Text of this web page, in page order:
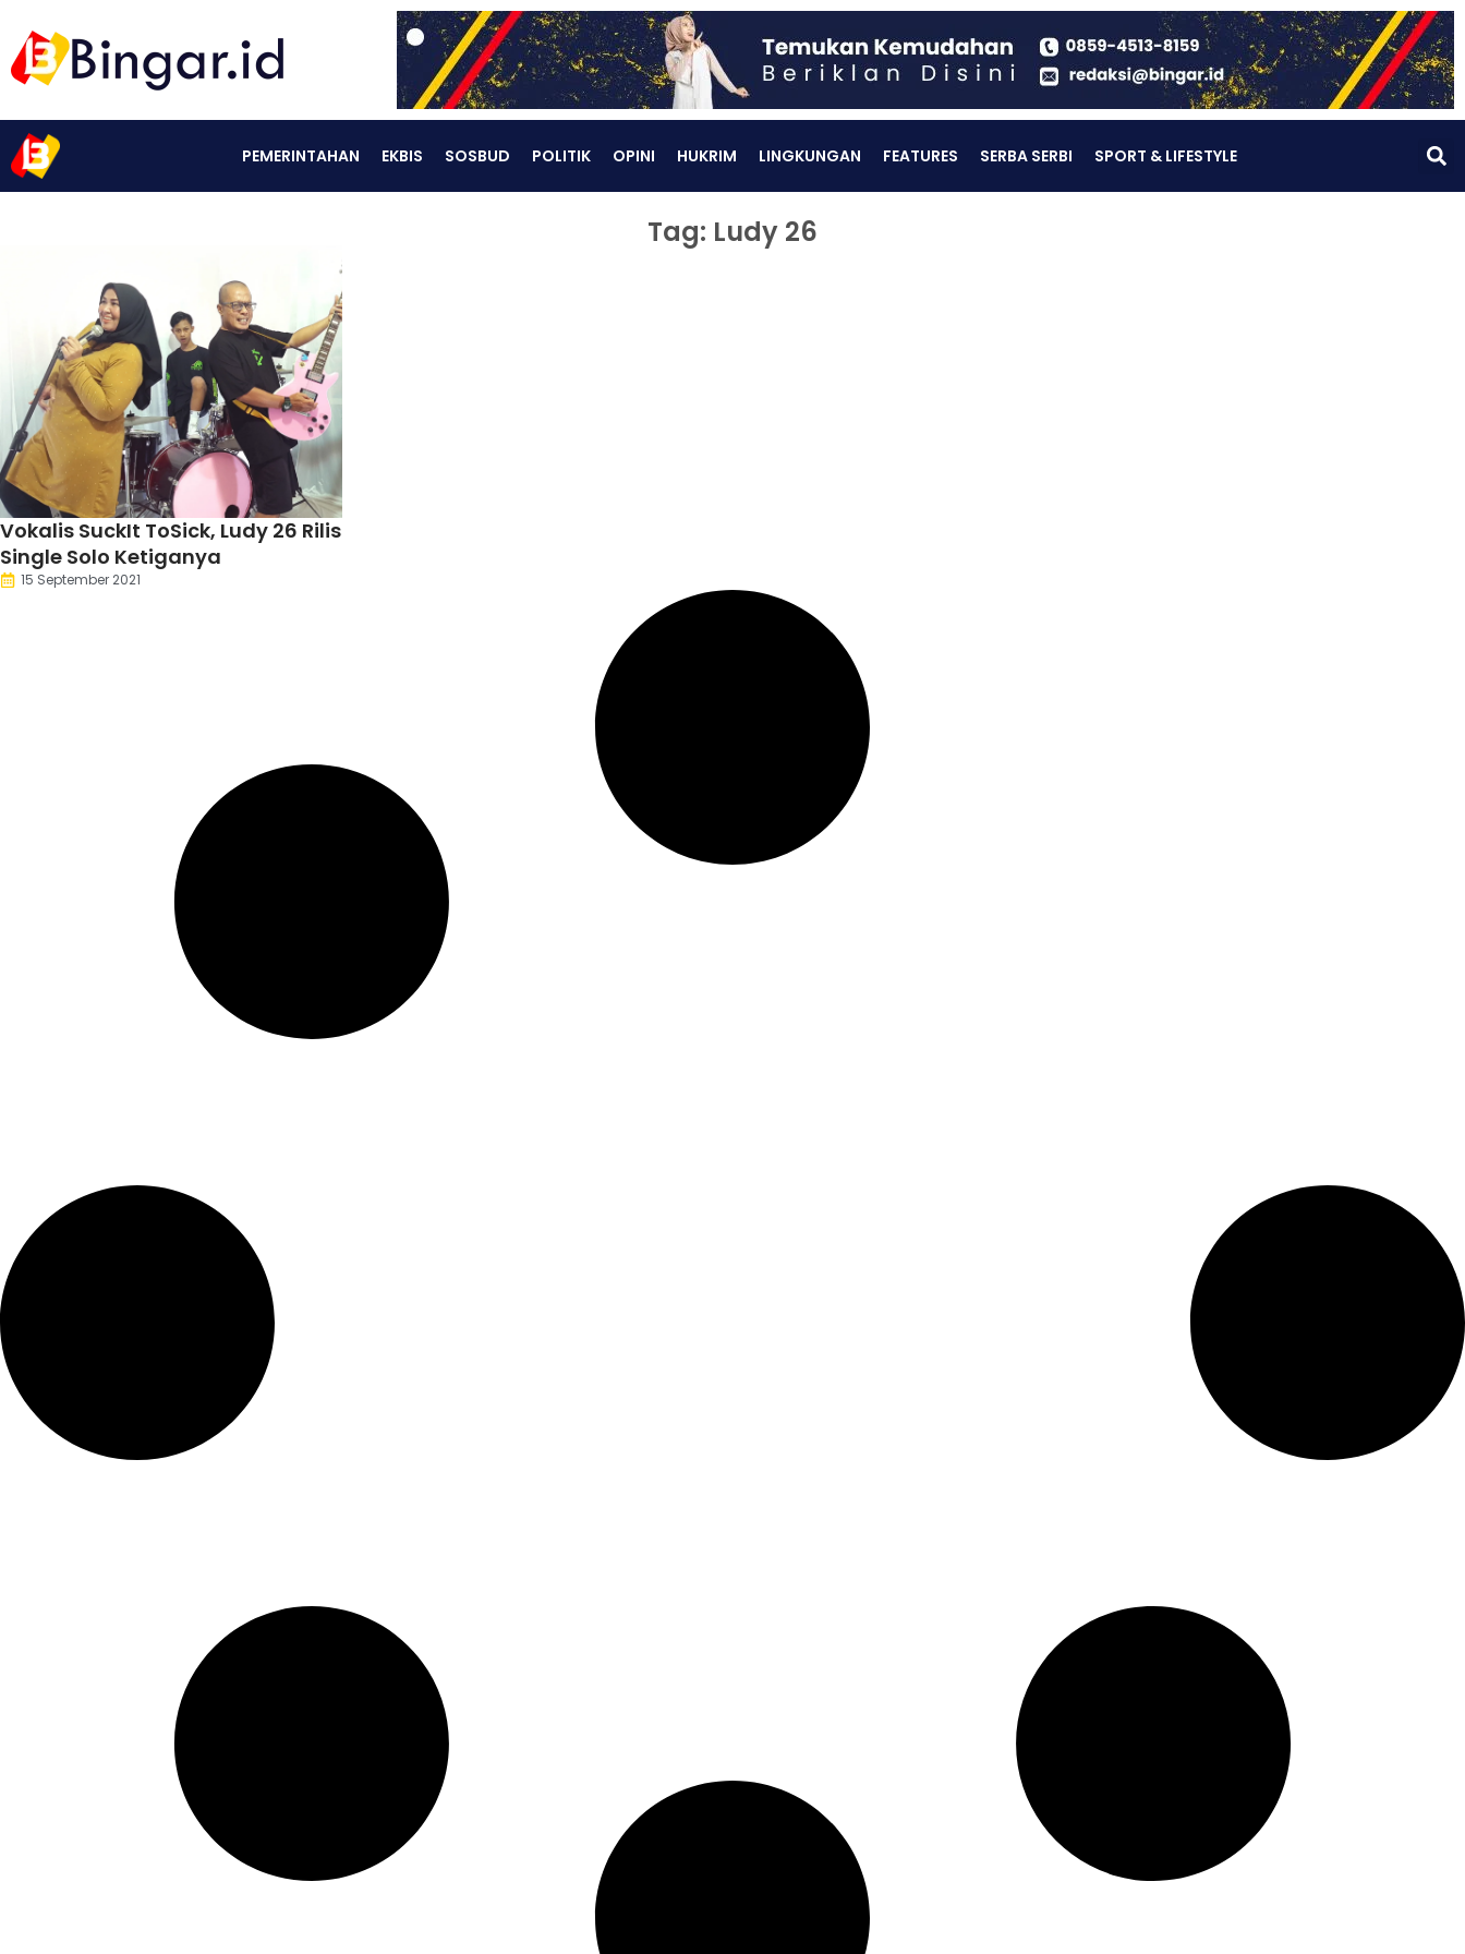
PEMERINTAHAN EKBIS SOSBUD POLITIK OPINI HUKRIM LINGKUNGAN FEATURES SERBA SERBI SPORT & LIFESTYLE
Tag: Ludy 26
Vokalis SuckIt ToSick, Ludy 26 Rilis
Single Solo Ketiganya
15 September 2021